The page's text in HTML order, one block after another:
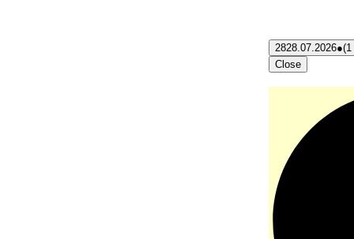
2828.07.2026●(1
Close